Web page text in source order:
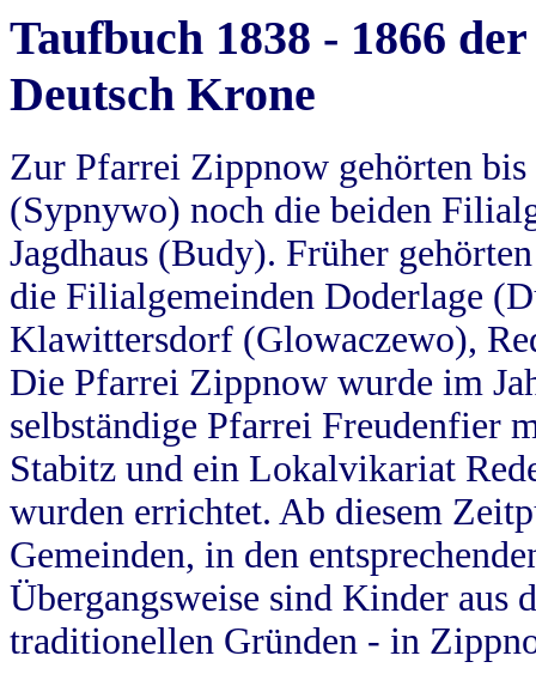
Taufbuch 1838 - 1866
Deutsch Krone
Zur Pfarrei Zippnow gehörten
(Sypnywo) noch die beiden
Jagdhaus (Budy). Früher
die Filialgemeinden Doderlage
Klawittersdorf (Glowaczewo),
Die Pfarrei Zippnow wurde im
selbständige Pfarrei Freudenfier
Stabitz und ein Lokalvikariat
wurden errichtet. Ab diesem
Gemeinden, in den
Übergangsweise sind Kinder aus
traditionellen Gründen - in